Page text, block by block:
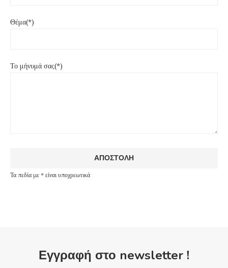
Θέμα(*)
Το μήνυμά σας(*)
Τα πεδία με * είναι υποχρεωτικά
Εγγραφή στο newsletter !